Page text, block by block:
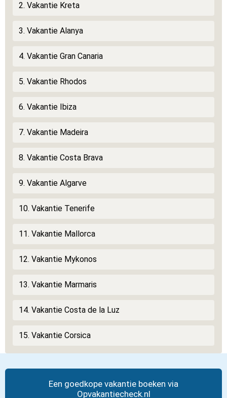
2. Vakantie Kreta
3. Vakantie Alanya
4. Vakantie Gran Canaria
5. Vakantie Rhodos
6. Vakantie Ibiza
7. Vakantie Madeira
8. Vakantie Costa Brava
9. Vakantie Algarve
10. Vakantie Tenerife
11. Vakantie Mallorca
12. Vakantie Mykonos
13. Vakantie Marmaris
14. Vakantie Costa de la Luz
15. Vakantie Corsica
Een goedkope vakantie boeken via
Opvakantiecheck.nl